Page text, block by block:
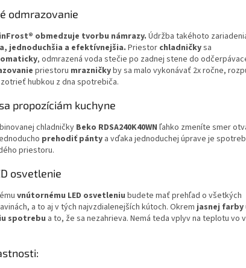
odmrazovanie
obmedzuje tvorbu námrazy. Údržba takéhoto
jednoduchšia a efektívnejšia. Priestor chladničkysa
, odmrazená voda stečie po zadnej stene do
priestoru mrazničkyby sa malo vykonávať 2x ročne,
hubkou z dna spotrebiča.
propozíciám kuchyne
chladničky Beko RDSA240K40WN ľahko zmeníte smer
prehodiť pánty a vďaka jednoduchej úprave je
priestoru.
osvetlenie
vnútornému LED osvetleniu budete mať prehľad o všetkých
a to aj v tých najvzdialenejších kútoch. Okrem jasnej farby
spotrebu a to, že sa nezahrieva. Nemá teda vplyv na teplotu vo